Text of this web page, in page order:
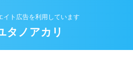
イト広告を利用しています
タノアカリ